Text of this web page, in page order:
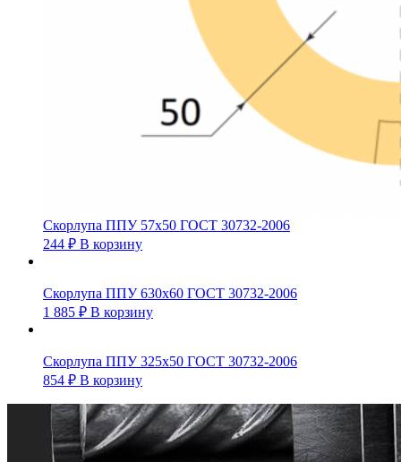
Скорлупа ППУ 57х50 ГОСТ 30732-2006
244 ₽ В корзину
Скорлупа ППУ 630х60 ГОСТ 30732-2006
1 885 ₽ В корзину
Скорлупа ППУ 325х50 ГОСТ 30732-2006
854 ₽ В корзину